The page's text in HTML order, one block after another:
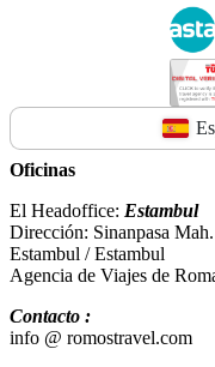
Oficinas
El Headoffice: Estambul
Dirección: Sinanpasa
Estambul / Estambul
Agencia de Viajes de
Contacto :
info @ romostravel.com